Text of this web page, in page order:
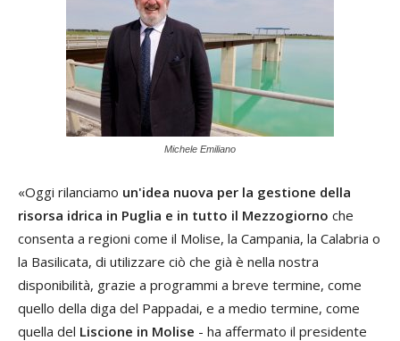
Michele Emiliano
«Oggi rilanciamo un'idea nuova per la gestione della
risorsa idrica in Puglia e in tutto il Mezzogiorno che
consenta a regioni come il Molise, la Campania, la Calabria o
la Basilicata, di utilizzare ciò che già è nella nostra
disponibilità, grazie a programmi a breve termine, come
quello della diga del Pappadai, e a medio termine, come
quella del Liscione in Molise - ha affermato il presidente